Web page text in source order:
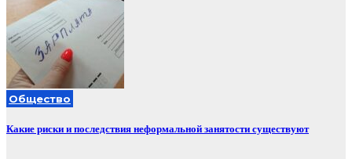
Общество
Какие риски и последствия неформальной занятости существуют